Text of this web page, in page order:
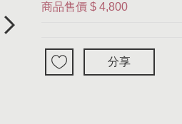
商品售價 $ 4,800
分享